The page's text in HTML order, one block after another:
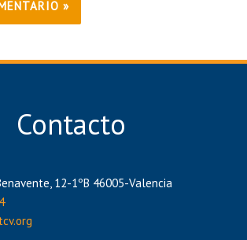
Contacto
12-1ºB 46005-Valencia